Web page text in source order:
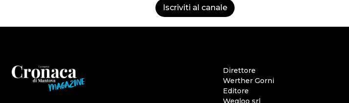
Iscriviti al canale
Direttore
Werther Gorni
Editore